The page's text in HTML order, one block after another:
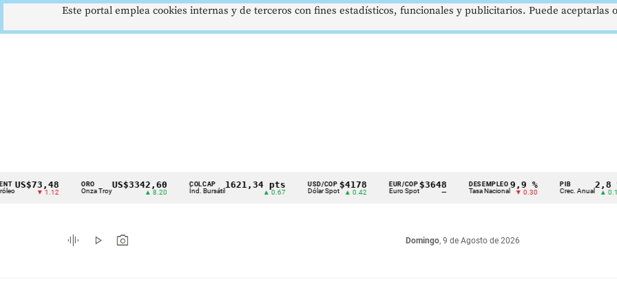
Cintillo
indicadores
económicos
▼ 1.12
ORO
Onza Troy
US$3342,60 COLCAP
Índ. Bursátil
1621,34 pts USD/COP
Dólar Spot
$4178
▲ 0.42
EUR/COP
Euro Spot
$3648
—
DESEMPLEO
Tasa Nacional
9,9 %
▼ 0.30
PIB
Crec. Anual
2,8 %
▲ 0.10
graphic_eq play_arrow photo_camera Domingo, 9 de Agosto de 2026
Este portal emplea cookies internas y de terceros con fines estadísticos, funcionales y publicitarios. Puede aceptarlas